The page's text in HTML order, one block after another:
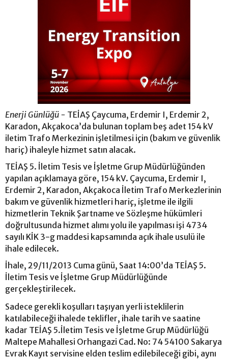
Enerji Günlüğü - TEİAŞ Çaycuma, Erdemir I, Erdemir 2,
Karadon, Akçakoca’da bulunan toplam beş adet 154 kV
iletim Trafo Merkezinin işletilmesi için (bakım ve güvenlik
hariç) ihaleyle hizmet satın alacak.
TEİAŞ 5. İletim Tesis ve İşletme Grup Müdürlüğünden
yapılan açıklamaya göre, 154 kV. Çaycuma, Erdemir I,
Erdemir 2, Karadon, Akçakoca İletim Trafo Merkezlerinin
bakım ve güvenlik hizmetleri hariç, işletme ile ilgili
hizmetlerin Teknik Şartname ve Sözleşme hükümleri
doğrultusunda hizmet alımı yolu ile yapılması işi 4734
sayılı KİK 3-g maddesi kapsamında açık ihale usulü ile
ihale edilecek.
İhale, 29/11/2013 Cuma günü, Saat 14:00’da TEİAŞ 5.
İletim Tesis ve İşletme Grup Müdürlüğünde
gerçekleştirilecek.
Sadece gerekli koşulları taşıyan yerli isteklilerin
katılabileceği ihalede teklifler, ihale tarih ve saatine
kadar TEİAŞ 5.İletim Tesis ve İşletme Grup Müdürlüğü
Maltepe Mahallesi Orhangazi Cad. No: 74 54100 Sakarya
Evrak Kayıt servisine elden teslim edilebileceği gibi, aynı